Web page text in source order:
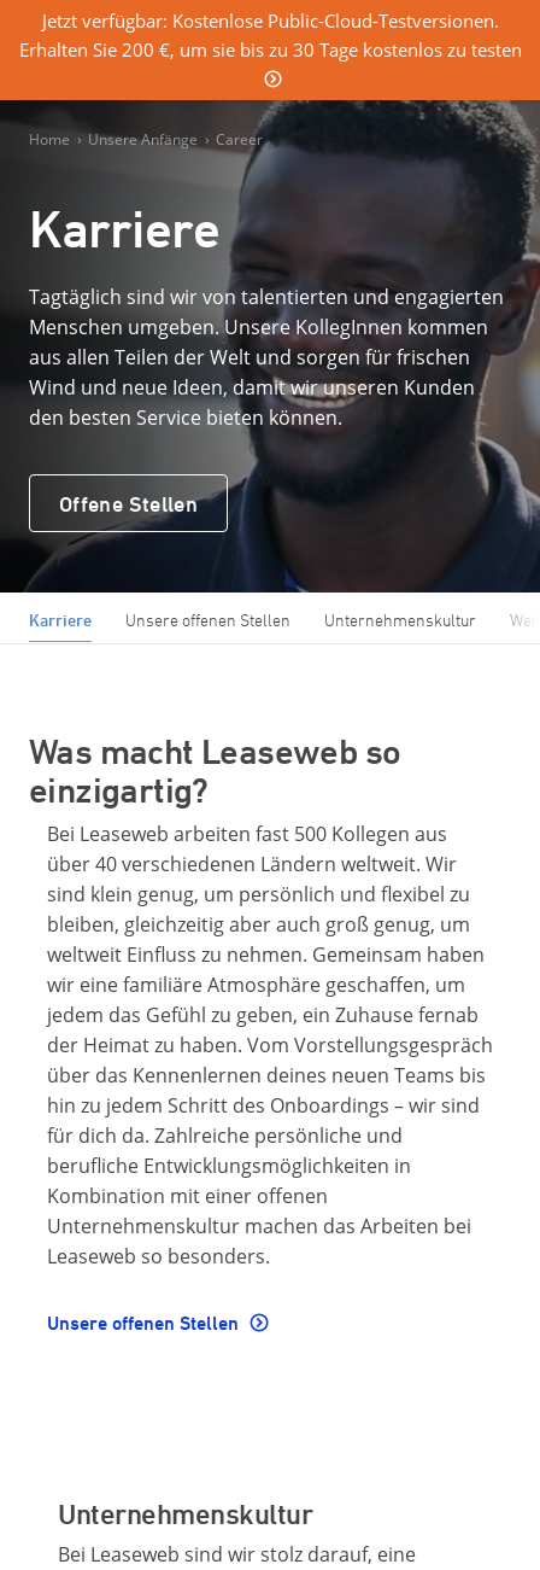
Jetzt verfügbar: Kostenlose Public-Cloud-Testversionen.
Erhalten Sie 200 €, um sie bis zu 30 Tage kostenlos zu testen
Einloggen
0
Home › Unsere Anfänge › Career
Karriere
Tagtäglich sind wir von talentierten und engagierten
Menschen umgeben. Unsere KollegInnen kommen
aus allen Teilen der Welt und sorgen für frischen
Wind und neue Ideen, damit wir unseren Kunden
den besten Service bieten können.
Offene Stellen
Karriere Unsere offenen Stellen Unternehmenskultur
Was macht Leaseweb so
einzigartig?
Bei Leaseweb arbeiten fast 500 Kollegen aus
über 40 verschiedenen Ländern weltweit. Wir
sind klein genug, um persönlich und flexibel zu
bleiben, gleichzeitig aber auch groß genug, um
weltweit Einfluss zu nehmen. Gemeinsam haben
wir eine familiäre Atmosphäre geschaffen, um
jedem das Gefühl zu geben, ein Zuhause fernab
der Heimat zu haben. Vom Vorstellungsgespräch
über das Kennenlernen deines neuen Teams bis
hin zu jedem Schritt des Onboardings – wir sind
für dich da. Zahlreiche persönliche und
berufliche Entwicklungsmöglichkeiten in
Kombination mit einer offenen
Unternehmenskultur machen das Arbeiten bei
Leaseweb so besonders.
Unsere offenen Stellen
Unternehmenskultur
Bei Leaseweb sind wir stolz darauf, eine